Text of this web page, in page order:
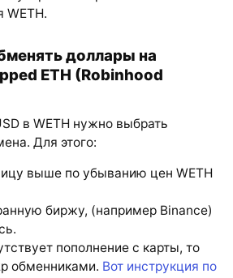
WETH.
доллары на
ETH (Robinhood
в WETH нужно выбрать
Для этого:
выше по убыванию цен WETH
биржу, (например Binance)
пополнение с карты, то
обменниками. Вот инструкция по